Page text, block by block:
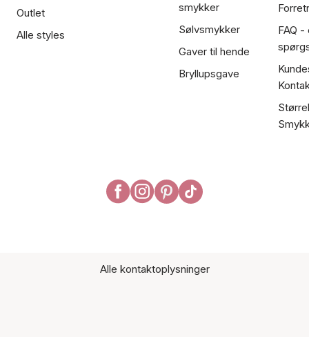
Outlet
Alle styles
smykker
Sølvsmykker
Gaver til hende
Bryllupsgave
FAQ
Alle kontaktoplysninger